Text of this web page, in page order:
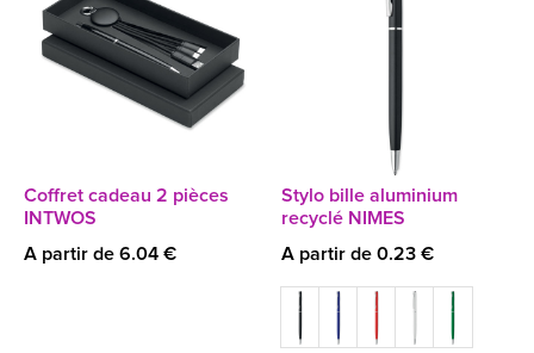
Coffret cadeau 2 pièces
INTWOS
A partir de 6.04 €
Stylo bille aluminium
recyclé NIMES
A partir de 0.23 €